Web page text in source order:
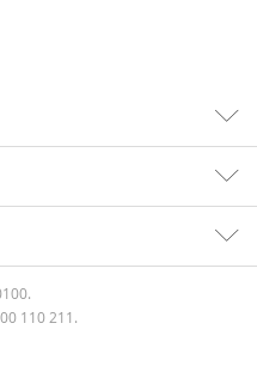
110 211.